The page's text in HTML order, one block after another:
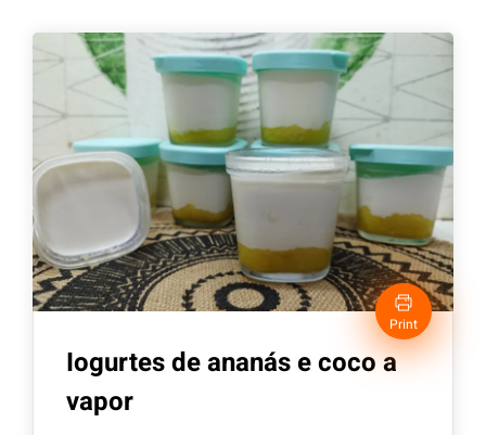
Print
Iogurtes de ananás e coco a
vapor